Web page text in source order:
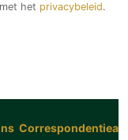
het privacybeleid.